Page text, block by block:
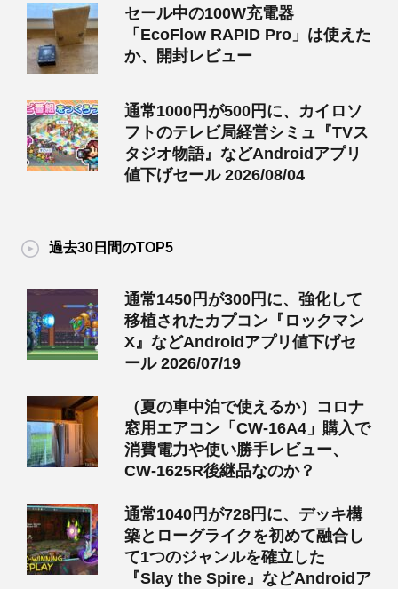
セール中の100W充電器
「EcoFlow RAPID Pro」は使えた
か、開封レビュー
通常1000円が500円に、カイロソ
フトのテレビ局経営シミュ『TVス
タジオ物語』などAndroidアプリ
値下げセール 2026/08/04
過去30日間のTOP5
通常1450円が300円に、強化して
移植されたカプコン『ロックマン
X』などAndroidアプリ値下げセ
ール 2026/07/19
（夏の車中泊で使えるか）コロナ
窓用エアコン「CW-16A4」購入で
消費電力や使い勝手レビュー、
CW-1625R後継品なのか？
通常1040円が728円に、デッキ構
築とローグライクを初めて融合し
て1つのジャンルを確立した
『Slay the Spire』などAndroidア